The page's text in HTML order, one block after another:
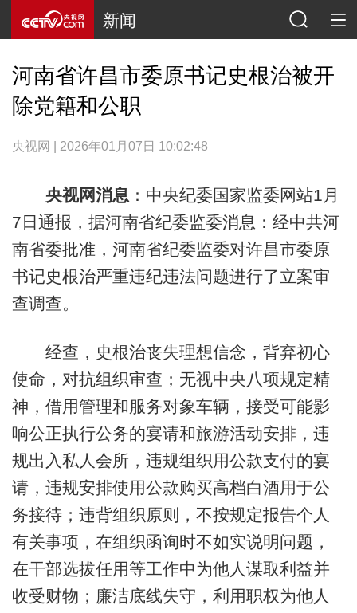
新闻
河南省许昌市委原书记史根治被开
除党籍和公职
央视网 | 2026年01月07日 10:02:48
央视网消息 ：中央纪委国家监委网站1月
7日通报，据河南省纪委监委消息：经中共河
南省委批准，河南省纪委监委对许昌市委原
书记史根治严重违纪违法问题进行了立案审
查调查。
经查，史根治丧失理想信念，背弃初心
使命，对抗组织审查；无视中央八项规定精
神，借用管理和服务对象车辆，接受可能影
响公正执行公务的宴请和旅游活动安排，违
规出入私人会所，违规组织用公款支付的宴
请，违规安排使用公款购买高档白酒用于公
务接待；违背组织原则，不按规定报告个人
有关事项，在组织函询时不如实说明问题，
在干部选拔任用等工作中为他人谋取利益并
收受财物；廉洁底线失守，利用职权为他人